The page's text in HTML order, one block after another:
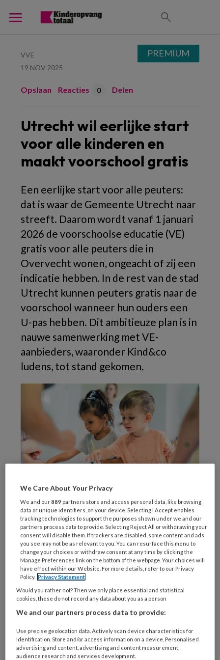
VVE
19 NOV 2025
Opslaan Reacties 0 Delen
Utrecht wil eerlijke start
voor alle kinderen en
maakt voorschool gratis
Een eerlijke start voor alle peuters:
dat is waar de Gemeente Utrecht naar
streeft. Daarom wordt vanaf 1 januari
2026 de voorschoolse educatie (VE)
gratis voor alle peuters die in
Overvecht wonen, ongeacht of zij een
indicatie hebben. In de rest van de stad
Utrecht kunnen peuters gratis naar de
voorschool wanneer hun ouders een
U-pas hebben. Dit ambitieuze plan is in
nauwe samenwerking met VE-
aanbieders, waaronder Kind&co
ludens, tot stand gekomen.
PoppyPix / Stock.adobe.com
Kinderen
REGISTREREN
Wil je dit artikel lezen?
Maak gratis een account aan en lees 2
artikelen gratis per maand
Al een account of abonnement? Log dan in
PREMIUM
We Care About Your Privacy
We and our889 partners store and access personal data, like browsing
data or unique identifiers, on your device. Selecting I Accept enables
tracking technologies to support the purposes shown under we and our
partners process data to provide. Selecting Reject All or withdrawing your
consent will disable them. If trackers are disabled, some content and ads
you see may not be as relevant to you. You can resurface this menu to
change your choices or withdraw consent at any time by clicking the
Manage Preferences link on the bottom of the webpage. Your choices will
have effect within our Website. For more details, refer to our Privacy
Policy. Privacy Statement
Would you rather not? Then we only place essential and statistical
cookies, these do not record any data about you as a person
We and our partners process data to provide:
Use precise geolocation data. Actively scan device characteristics for
identification. Store and/or access information on a device. Personalised
advertising and content, advertising and content measurement,
audience research and services development.